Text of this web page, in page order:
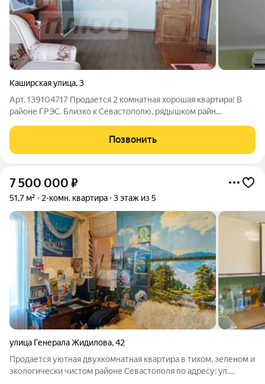
Каширская улица,3
Арт. 139104717 Продается 2 комнатная хорошая квартира! В
районе ГРЭС. Близко к Севастополю, рядышком райн
До остановки 1 минуты ходьбы. До инфраструктура 5 мин
ходьбы. Звоните!
Позвонить
7 500 000 ₽
51,7 м² 2-комн. квартира 3 этаж из 5
улица Генерала Жидилова,42
Продается уютная двухкомнатная квартира в тихом, зеленом и
экологически чистом районе Севастополя по адресу: ул.